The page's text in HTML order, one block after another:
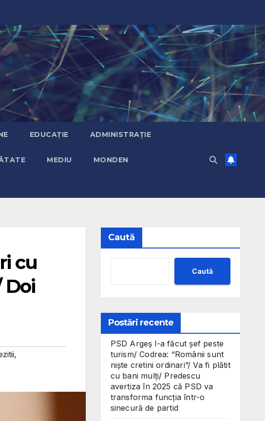
EDUCAȚIE ADMINISTRAȚIE
MEDIU MONDEN
cu
Doi
,
Caută
Caută
Postări recente
PSD Argeș l-a făcut șef peste
turism/ Codrea: “Românii sunt
niște cretini ordinari”/ Va fi plătit
cu bani mulți/ Predescu
avertiza în 2025 că PSD va
transforma funcția într-o
sinecură de partid